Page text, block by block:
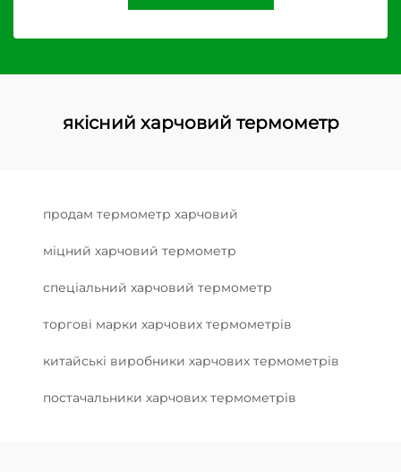
якісний харчовий термометр
продам термометр харчовий
міцний харчовий термометр
спеціальний харчовий термометр
торгові марки харчових термометрів
китайські виробники харчових термометрів
постачальники харчових термометрів